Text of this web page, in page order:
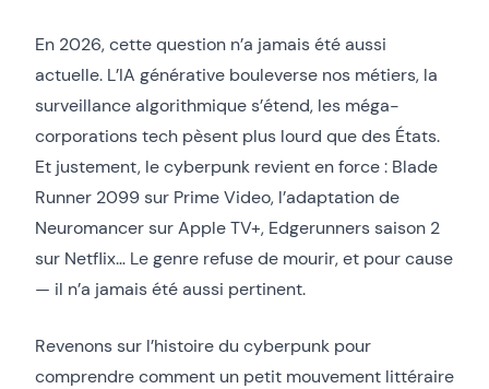
En 2026, cette question n’a jamais été aussi
actuelle. L’IA générative bouleverse nos métiers, la
surveillance algorithmique s’étend, les méga-
corporations tech pèsent plus lourd que des États.
Et justement, le cyberpunk revient en force : Blade
Runner 2099 sur Prime Video, l’adaptation de
Neuromancer sur Apple TV+, Edgerunners saison 2
sur Netflix… Le genre refuse de mourir, et pour cause
— il n’a jamais été aussi pertinent.
Revenons sur l’histoire du cyberpunk pour
comprendre comment un petit mouvement littéraire